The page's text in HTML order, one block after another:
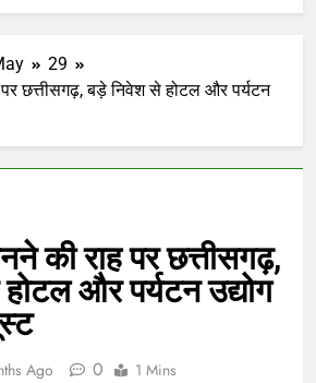
29
छत्तीसगढ़, बड़े निवेश से होटल और पर्यटन
की राह पर छत्तीसगढ़,
और पर्यटन उद्योग
Ago 0 1 Mins